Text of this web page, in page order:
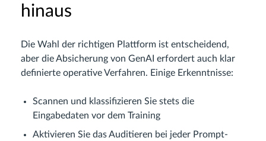
hinaus
Die Wahl der richtigen Plattform ist entscheidend,
aber die Absicherung von GenAI erfordert auch klar
definierte operative Verfahren. Einige Erkenntnisse:
Scannen und klassifizieren Sie stets die
Eingabedaten vor dem Training
Aktivieren Sie das Auditieren bei jeder Prompt-